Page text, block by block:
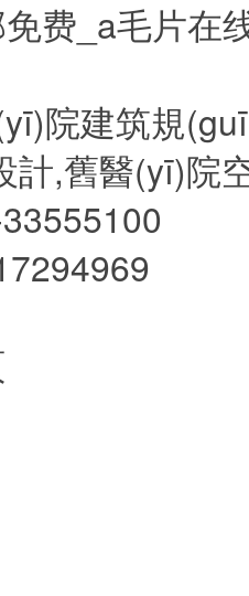
费_a毛片在
院建筑規
計,舊醫(yī)院